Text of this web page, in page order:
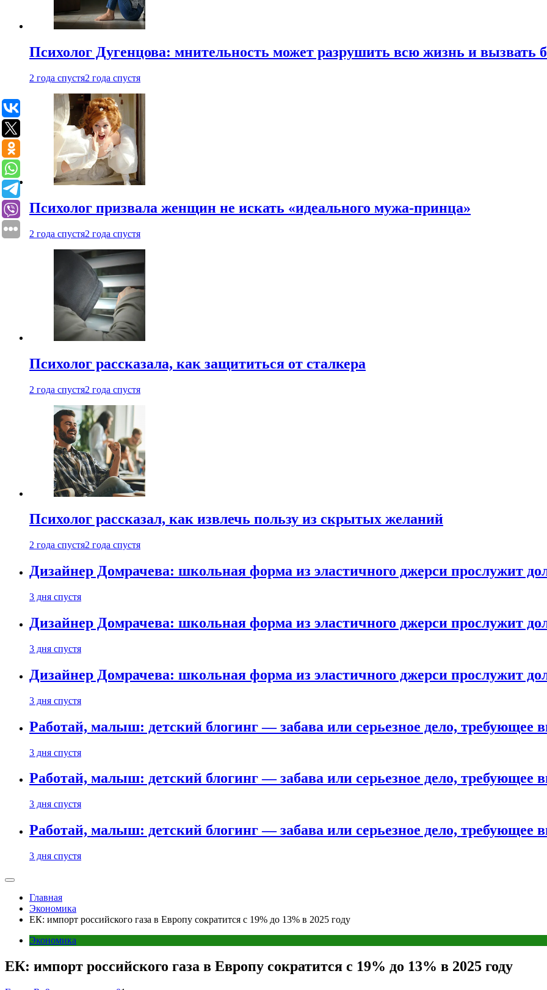
Психолог Дугенцова: мнительность может разрушить всю жизнь и вызвать
2 года спустя2 года спустя
Психолог призвала женщин не искать «идеального мужа-принца»
2 года спустя2 года спустя
Психолог рассказала, как защититься от сталкера
2 года спустя2 года спустя
Психолог рассказал, как извлечь пользу из скрытых желаний
2 года спустя2 года спустя
Дизайнер Домрачева: школьная форма из эластичного джерси прослужит
3 дня спустя
Дизайнер Домрачева: школьная форма из эластичного джерси прослужит
3 дня спустя
Дизайнер Домрачева: школьная форма из эластичного джерси прослужит
3 дня спустя
Работай, малыш: детский блогинг — забава или серьезное дело, требующее
3 дня спустя
Работай, малыш: детский блогинг — забава или серьезное дело, требующее
3 дня спустя
Работай, малыш: детский блогинг — забава или серьезное дело, требующее
3 дня спустя
Главная
Экономика
ЕК: импорт российского газа в Европу сократится с 19% до 13% в 2025 году
Экономика
ЕК: импорт российского газа в Европу сократится с 19% до 13% в 2025 году